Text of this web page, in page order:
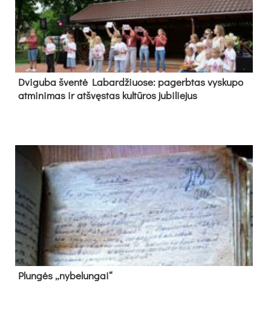
Dvi­gu­ba šven­tė La­bar­džiuo­se: pa­gerb­tas vys­ku­po
at­mi­ni­mas ir at­švęs­tas kul­tū­ros ju­bi­lie­jus
Plun­gės „ny­be­lun­gai“